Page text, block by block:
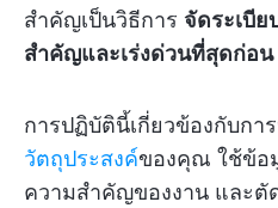
สำคัญเป็นวิธีการ จัดระเบีย
สำคัญและเร่งด่วนที่สุดก่อน
การปฏิบัตินี้เกี่ยวข้องกับกา
วัตถุประสงค์ของคุณ ใช้ข้อ
ความสำคัญของงาน และตั